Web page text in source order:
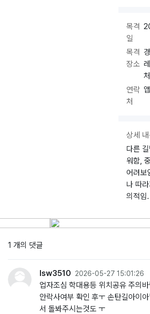
목격
일
목격
장소
처
연락
처
상세
다른
워함,
어려보
나 따
의적임.
1 개의 댓글
lsw3510 2026-05-27 15:01:26
업자조심 학대용등 위치공유 주의
안락사여부 확인 후ㅜ 손탄길아이
서 돌봐주시는것도 ㅜ